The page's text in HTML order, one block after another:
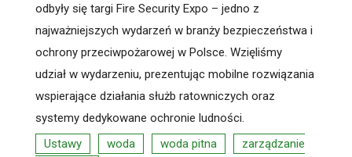
odbyły się targi Fire Security Expo – jedno z
najważniejszych wydarzeń w branży bezpieczeństwa i
ochrony przeciwpożarowej w Polsce. Wzięliśmy
udział w wydarzeniu, prezentując mobilne rozwiązania
wspierające działania służb ratowniczych oraz
systemy dedykowane ochronie ludności.
Ustawy
woda woda pitna
zarządzanie